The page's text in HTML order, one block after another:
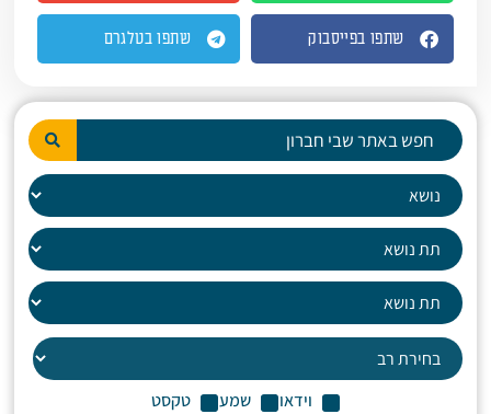
שתפו בפייסבוק שתפו בטלגרם
וידאו שמע טקסט